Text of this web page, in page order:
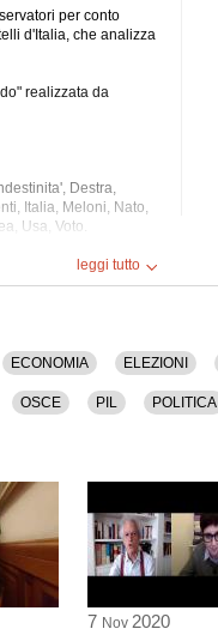
per conto
d'Italia, che analizza
realizzata da
Destra,
Italia, Meloni, Nato,
Usa, Voto.
leggi tutto
ECONOMIA ELEZIONI
OSCE PIL POLITICA
7 Nov 2020